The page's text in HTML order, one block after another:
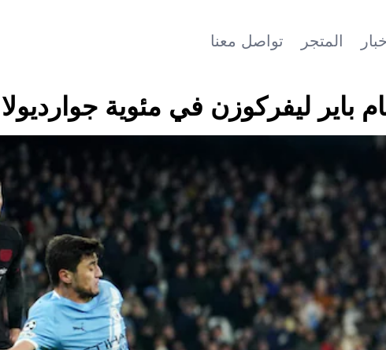
المتجر تواصل معنا
ليفركوزن في مئوية جوارديولا